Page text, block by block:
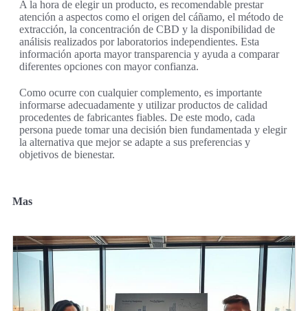
A la hora de elegir un producto, es recomendable prestar
atención a aspectos como el origen del cáñamo, el método de
extracción, la concentración de CBD y la disponibilidad de
análisis realizados por laboratorios independientes. Esta
información aporta mayor transparencia y ayuda a comparar
diferentes opciones con mayor confianza.
Como ocurre con cualquier complemento, es importante
informarse adecuadamente y utilizar productos de calidad
procedentes de fabricantes fiables. De este modo, cada
persona puede tomar una decisión bien fundamentada y elegir
la alternativa que mejor se adapte a sus preferencias y
objetivos de bienestar.
Mas